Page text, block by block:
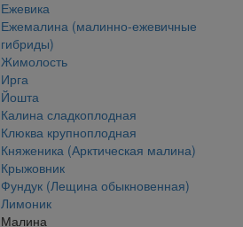
Ежевика
Ежемалина (малинно-ежевичные
гибриды)
Жимолость
Ирга
Йошта
Калина сладкоплодная
Клюква крупноплодная
Княженика (Арктическая малина)
Крыжовник
Фундук (Лещина обыкновенная)
Лимоник
Малина